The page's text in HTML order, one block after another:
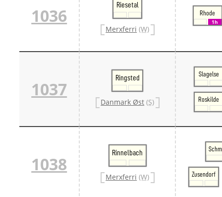
1036
Riesetal
Merxferri (W)
Rhode
1h
1037
Ringsted
Danmark Øst (S)
Slagelse
Roskilde
1038
Rinnelbach
Merxferri (W) Zusendorf